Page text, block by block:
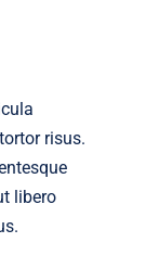
risus.
libero